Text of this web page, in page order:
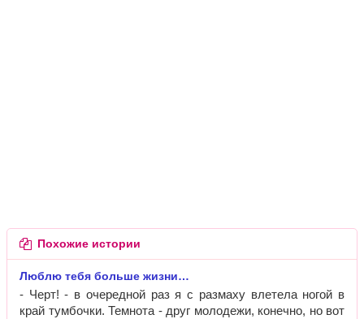
Похожие истории
Люблю тебя больше жизни…
- Черт! - в очередной раз я с размаху влетела ногой в
край тумбочки. Темнота - друг молодежи, конечно, но вот